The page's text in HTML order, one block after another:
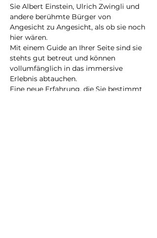
Sie Albert Einstein, Ulrich Zwingli und
andere berühmte Bürger von
Angesicht zu Angesicht, als ob sie noch
hier wären.
Mit einem Guide an Ihrer Seite sind sie
stehts gut betreut und können
vollumfänglich in das immersive
Erlebnis abtauchen.
Eine neue Erfahrung, die Sie bestimmt